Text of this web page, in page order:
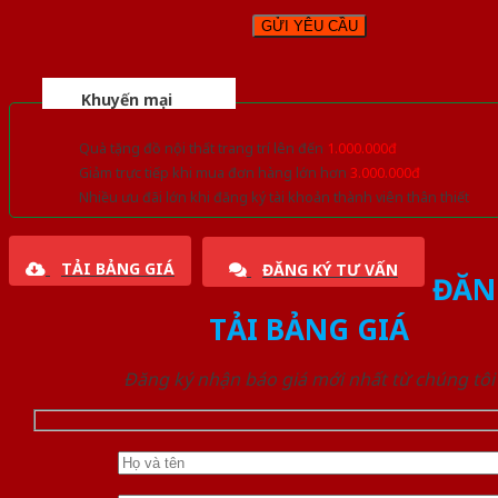
Khuyến mại
Quà tặng đồ nội thất trang trí lên đến 1.000.000đ
Giảm trực tiếp khi mua đơn hàng lớn hơn 3.000.000đ
Nhiều ưu đãi lớn khi đăng ký tài khoản thành viên thân thiết
TẢI BẢNG GIÁ ĐĂNG KÝ TƯ VẤN
TẢI BẢNG GIÁ
Đăng ký nhận báo giá mới nhất từ chúng tôi